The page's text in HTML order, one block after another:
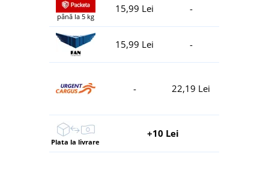
până la 5 kg
15,99 Lei -
15,99 Lei -
- 22,19 Lei
Plata la livrare
+10 Lei